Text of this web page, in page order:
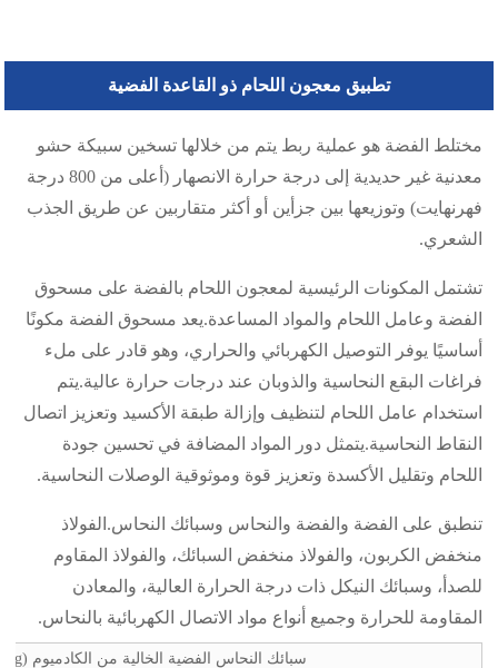
تطبيق معجون اللحام ذو القاعدة الفضية
مختلط الفضة هو عملية ربط يتم من خلالها تسخين سبيكة حشو
معدنية غير حديدية إلى درجة حرارة الانصهار (أعلى من 800 درجة
فهرنهايت) وتوزيعها بين جزأين أو أكثر متقاربين عن طريق الجذب
الشعري.
تشتمل المكونات الرئيسية لمعجون اللحام بالفضة على مسحوق
الفضة وعامل اللحام والمواد المساعدة.يعد مسحوق الفضة مكونًا
أساسيًا يوفر التوصيل الكهربائي والحراري، وهو قادر على ملء
فراغات البقع النحاسية والذوبان عند درجات حرارة عالية.يتم
استخدام عامل اللحام لتنظيف وإزالة طبقة الأكسيد وتعزيز اتصال
النقاط النحاسية.يتمثل دور المواد المضافة في تحسين جودة
اللحام وتقليل الأكسدة وتعزيز قوة وموثوقية الوصلات النحاسية.
تنطبق على الفضة والفضة والنحاس وسبائك النحاس.الفولاذ
منخفض الكربون، والفولاذ منخفض السبائك، والفولاذ المقاوم
للصدأ، وسبائك النيكل ذات درجة الحرارة العالية، والمعادن
المقاومة للحرارة وجميع أنواع مواد الاتصال الكهربائية بالنحاس.
سبائك النحاس الفضية الخالية من الكادميوم (BAg)